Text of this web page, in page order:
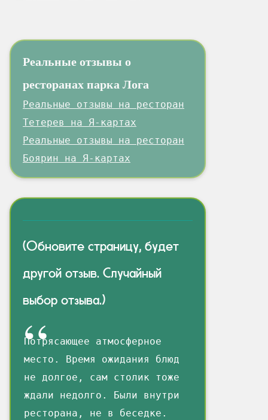
Реальные отзывы о
ресторанах парка Лога
Реальные отзывы на ресторан
Тетерев на Я-картах
Реальные отзывы на ресторан
Боярин на Я-картах
(Обновите страницу, будет
другой отзыв. Случайный
выбор отзыва.)
Потрясающее атмосферное
место. Время ожидания блюд
не долгое, сам столик тоже
ждали недолго. Были внутри
ресторана, не в беседке.